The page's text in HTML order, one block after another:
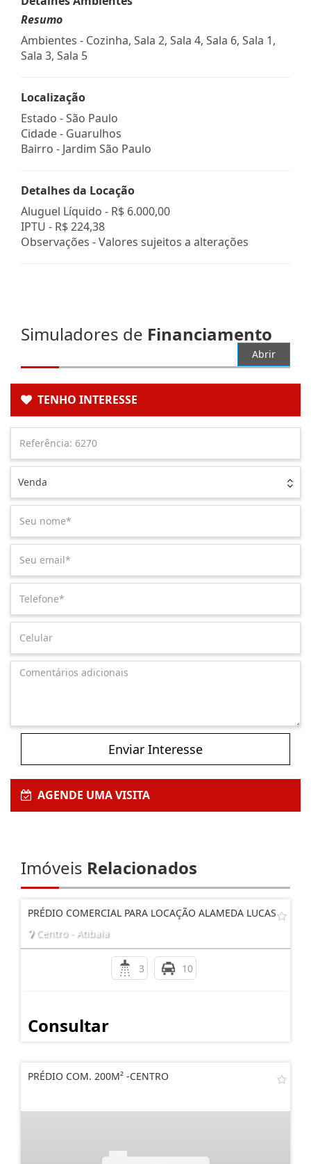
Resumo
Ambientes - Cozinha, Sala 2, Sala 4, Sala 6, Sala 1,
Sala 3, Sala 5
Localização
Estado -São Paulo
Cidade - Guarulhos
Bairro - Jardim São Paulo
Detalhes da Locação
Aluguel Líquido - R$ 6.000,00
IPTU - R$ 224,38
Observações - Valores sujeitos a alterações
Simuladores de Financiamento
Abrir
TENHO INTERESSE
Venda
Enviar Interesse
AGENDE UMA VISITA
Imóveis Relacionados
PRÉDIO COMERCIAL PARA LOCAÇÃO ALAMEDA LUCAS
Centro - Atibaia
3 10
Consultar
PRÉDIO COM. 200M² -CENTRO